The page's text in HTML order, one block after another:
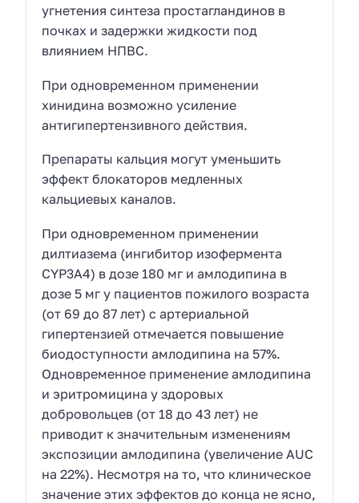
угнетения синтеза простагландинов в
почках и задержки жидкости под
влиянием НПВС.
При одновременном применении
хинидина возможно усиление
антигипертензивного действия.
Препараты кальция могут уменьшить
эффект блокаторов медленных
кальциевых каналов.
При одновременном применении
дилтиазема (ингибитор изофермента
CYP3A4) в дозе 180 мг и амлодипина в
дозе 5 мг у пациентов пожилого возраста
(от 69 до 87 лет) с артериальной
гипертензией отмечается повышение
биодоступности амлодипина на 57%.
Одновременное применение амлодипина
и эритромицина у здоровых
добровольцев (от 18 до 43 лет) не
приводит к значительным изменениям
экспозиции амлодипина (увеличение AUC
на 22%). Несмотря на то, что клиническое
значение этих эффектов до конца не ясно,